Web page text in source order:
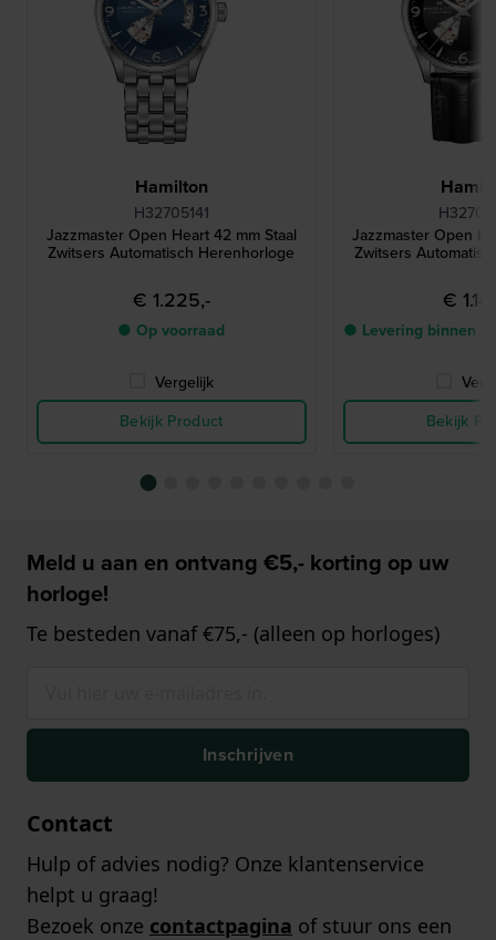
Hamilton
H32705141
Jazzmaster Open Heart 42 mm Staal
Zwitsers Automatisch Herenhorloge
€ 1.225,-
● Op voorraad
Vergelijk
Bekijk Product
Jazzmaster Open
Zwitsers
€
● Levering binnen
Bekijk
Meld u aan en ontvang €5,- korting op uw
horloge!
Te besteden vanaf €75,- (alleen op horloges)
Inschrijven
Contact
Hulp of advies nodig? Onze klantenservice
helpt u graag!
Bezoek onze contactpagina of stuur ons een